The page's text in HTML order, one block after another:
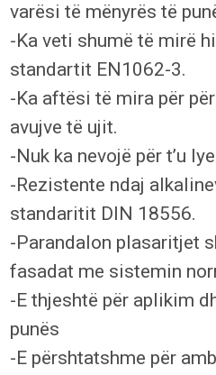
varësi të mënyrës të
-Ka veti shumë të mirë
standartit EN1062-3.
-Ka aftësi të mira për
avujve të ujit.
-Nuk ka nevojë për t’u
-Rezistente ndaj
standaritit DIN 18556.
-Parandalon plasaritjet
fasadat me sistemin
-E thjeshtë për aplikim
punës
-E përshtatshme për